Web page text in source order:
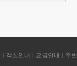
객실안내 요금안내 주